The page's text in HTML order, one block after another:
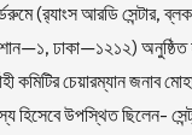
(র‌্যাংস আরডি
ঢাকা—১২১২) অনুষ্ঠিত
কমিটির চেয়ারম্যান জনাব
হিসেবে উপস্থিত ছিলেন-